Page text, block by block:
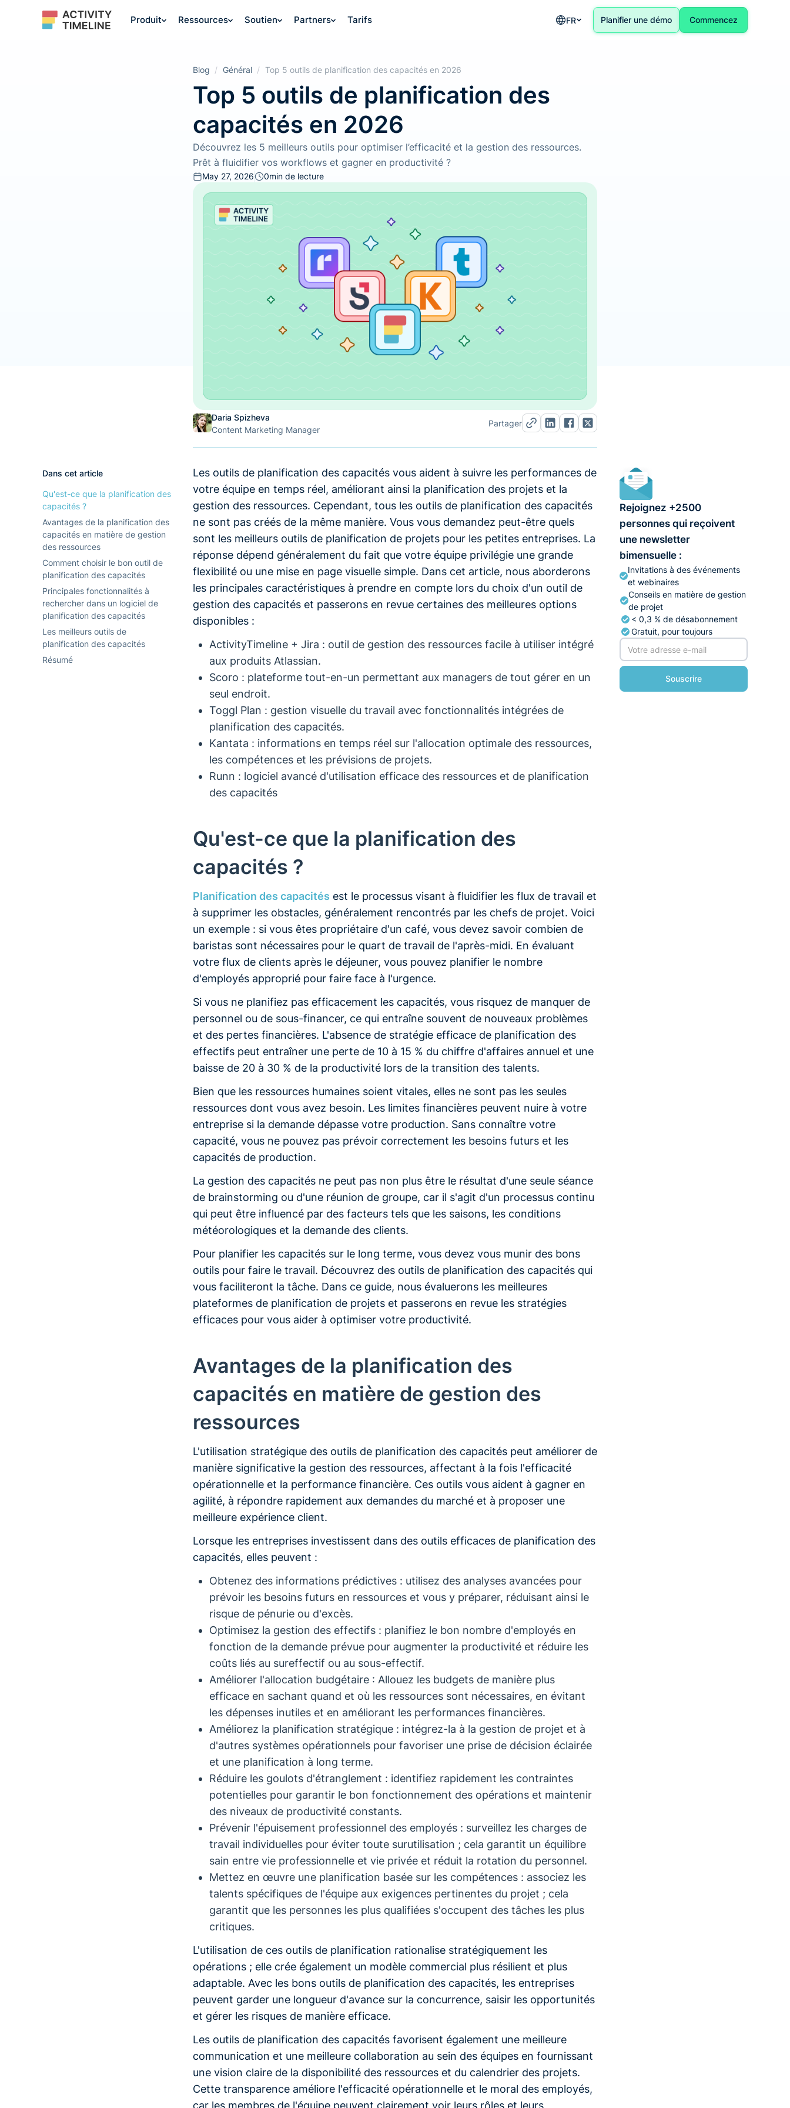
Produit Ressources Soutien Partners Tarifs FR-FR Planifier une démo Commencez
Blog / Général / Top 5 outils de planification des capacités en 2026
Top 5 outils de planification des
capacités en 2026
Découvrez les 5 meilleurs outils pour optimiser l’efficacité et la gestion des ressources.
Prêt à fluidifier vos workflows et gagner en productivité ?
May 27, 2026 0min de lecture
Daria Spizheva
Content Marketing Manager
Partager
Dans cet article
Qu'est-ce que la planification des
capacités ?
Avantages de la planification des
capacités en matière de gestion
des ressources
Comment choisir le bon outil de
planification des capacités
Principales fonctionnalités à
rechercher dans un logiciel de
planification des capacités
Les meilleurs outils de
planification des capacités
Résumé
Les outils de planification des capacités vous aident à suivre les performances de
votre équipe en temps réel, améliorant ainsi la planification des projets et la
gestion des ressources. Cependant, tous les outils de planification des capacités
ne sont pas créés de la même manière. Vous vous demandez peut-être quels
sont les meilleurs outils de planification de projets pour les petites entreprises. La
réponse dépend généralement du fait que votre équipe privilégie une grande
flexibilité ou une mise en page visuelle simple. Dans cet article, nous aborderons
les principales caractéristiques à prendre en compte lors du choix d'un outil de
gestion des capacités et passerons en revue certaines des meilleures options
disponibles :
ActivityTimeline + Jira : outil de gestion des ressources facile à utiliser intégré
aux produits Atlassian.
Scoro : plateforme tout-en-un permettant aux managers de tout gérer en un
seul endroit.
Toggl Plan : gestion visuelle du travail avec fonctionnalités intégrées de
planification des capacités.
Kantata : informations en temps réel sur l'allocation optimale des ressources,
les compétences et les prévisions de projets.
Runn : logiciel avancé d'utilisation efficace des ressources et de planification
des capacités
Qu'est-ce que la planification des
capacités ?
Planification des capacités est le processus visant à fluidifier les flux de travail et
à supprimer les obstacles, généralement rencontrés par les chefs de projet. Voici
un exemple : si vous êtes propriétaire d'un café, vous devez savoir combien de
baristas sont nécessaires pour le quart de travail de l'après-midi. En évaluant
votre flux de clients après le déjeuner, vous pouvez planifier le nombre
d'employés approprié pour faire face à l'urgence.
Si vous ne planifiez pas efficacement les capacités, vous risquez de manquer de
personnel ou de sous-financer, ce qui entraîne souvent de nouveaux problèmes
et des pertes financières. L'absence de stratégie efficace de planification des
effectifs peut entraîner une perte de 10 à 15 % du chiffre d'affaires annuel et une
baisse de 20 à 30 % de la productivité lors de la transition des talents.
Bien que les ressources humaines soient vitales, elles ne sont pas les seules
ressources dont vous avez besoin. Les limites financières peuvent nuire à votre
entreprise si la demande dépasse votre production. Sans connaître votre
capacité, vous ne pouvez pas prévoir correctement les besoins futurs et les
capacités de production.
La gestion des capacités ne peut pas non plus être le résultat d'une seule séance
de brainstorming ou d'une réunion de groupe, car il s'agit d'un processus continu
qui peut être influencé par des facteurs tels que les saisons, les conditions
météorologiques et la demande des clients.
Pour planifier les capacités sur le long terme, vous devez vous munir des bons
outils pour faire le travail. Découvrez des outils de planification des capacités qui
vous faciliteront la tâche. Dans ce guide, nous évaluerons les meilleures
plateformes de planification de projets et passerons en revue les stratégies
efficaces pour vous aider à optimiser votre productivité.
Avantages de la planification des
capacités en matière de gestion des
ressources
L'utilisation stratégique des outils de planification des capacités peut améliorer de
manière significative la gestion des ressources, affectant à la fois l'efficacité
opérationnelle et la performance financière. Ces outils vous aident à gagner en
agilité, à répondre rapidement aux demandes du marché et à proposer une
meilleure expérience client.
Lorsque les entreprises investissent dans des outils efficaces de planification des
capacités, elles peuvent :
Obtenez des informations prédictives : utilisez des analyses avancées pour
prévoir les besoins futurs en ressources et vous y préparer, réduisant ainsi le
risque de pénurie ou d'excès.
Optimisez la gestion des effectifs : planifiez le bon nombre d'employés en
fonction de la demande prévue pour augmenter la productivité et réduire les
coûts liés au sureffectif ou au sous-effectif.
Améliorer l'allocation budgétaire : Allouez les budgets de manière plus
efficace en sachant quand et où les ressources sont nécessaires, en évitant
les dépenses inutiles et en améliorant les performances financières.
Améliorez la planification stratégique : intégrez-la à la gestion de projet et à
d'autres systèmes opérationnels pour favoriser une prise de décision éclairée
et une planification à long terme.
Réduire les goulots d'étranglement : identifiez rapidement les contraintes
potentielles pour garantir le bon fonctionnement des opérations et maintenir
des niveaux de productivité constants.
Prévenir l'épuisement professionnel des employés : surveillez les charges de
travail individuelles pour éviter toute surutilisation ; cela garantit un équilibre
sain entre vie professionnelle et vie privée et réduit la rotation du personnel.
Mettez en œuvre une planification basée sur les compétences : associez les
talents spécifiques de l'équipe aux exigences pertinentes du projet ; cela
garantit que les personnes les plus qualifiées s'occupent des tâches les plus
critiques.
L'utilisation de ces outils de planification rationalise stratégiquement les
opérations ; elle crée également un modèle commercial plus résilient et plus
adaptable. Avec les bons outils de planification des capacités, les entreprises
peuvent garder une longueur d'avance sur la concurrence, saisir les opportunités
et gérer les risques de manière efficace.
Les outils de planification des capacités favorisent également une meilleure
communication et une meilleure collaboration au sein des équipes en fournissant
une vision claire de la disponibilité des ressources et du calendrier des projets.
Cette transparence améliore l'efficacité opérationnelle et le moral des employés,
car les membres de l'équipe peuvent clairement voir leurs rôles et leurs
Rejoignez +2500
personnes qui reçoivent
une newsletter
bimensuelle :
Invitations à des événements
et webinaires
Conseils en matière de gestion
de projet
< 0,3 % de désabonnement
Gratuit, pour toujours